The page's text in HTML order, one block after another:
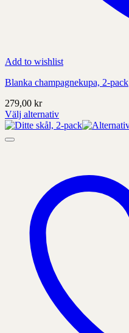
Add to wishlist
Blanka champagnekupa, 2-pack
279,00 kr
Välj alternativ
Denna
produkt
produktens